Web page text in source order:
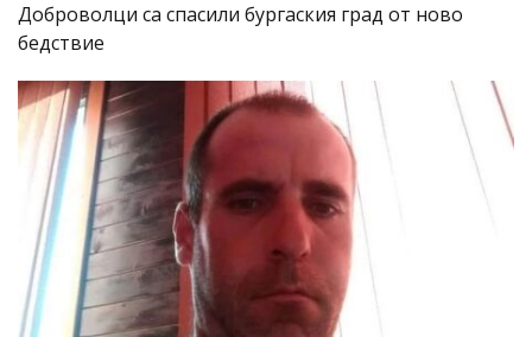
Доброволци са спасили бургаския град от ново
бедствие